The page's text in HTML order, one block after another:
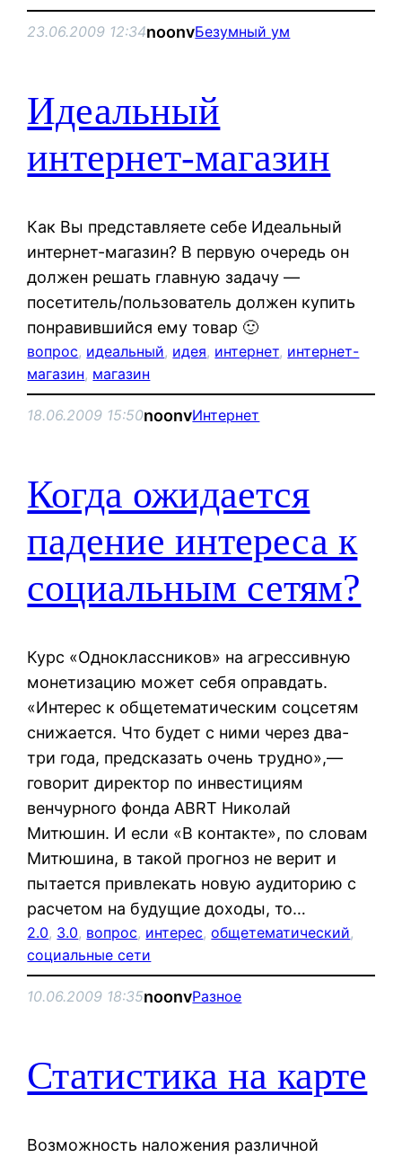
23.06.2009 12:34noonvБезумный ум
Идеальный
интернет-магазин
Как Вы представляете себе Идеальный
интернет-магазин? В первую очередь он
должен решать главную задачу —
посетитель/пользователь должен купить
понравившийся ему товар 🙂
вопрос, идеальный, идея, интернет, интернет-
магазин, магазин
18.06.2009 15:50noonvИнтернет
Когда ожидается
падение интереса к
социальным сетям?
Курс «Одноклассников» на агрессивную
монетизацию может себя оправдать.
«Интерес к общетематическим соцсетям
снижается. Что будет с ними через два-
три года, предсказать очень трудно»,—
говорит директор по инвестициям
венчурного фонда ABRT Николай
Митюшин. И если «В контакте», по словам
Митюшина, в такой прогноз не верит и
пытается привлекать новую аудиторию с
расчетом на будущие доходы, то…
2.0, 3.0, вопрос, интерес, общетематический
социальные сети
10.06.2009 18:35noonvРазное
Статистика на карте
Возможность наложения различной